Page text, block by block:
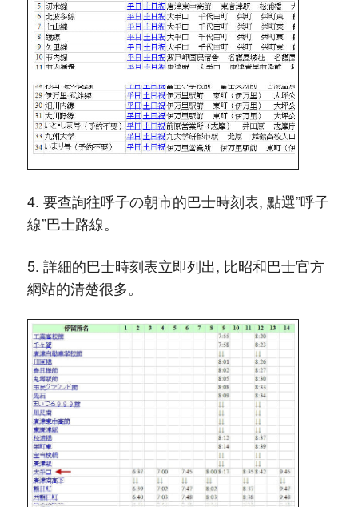
4. 要查詢往呼子の朝市的巴士時刻表, 點選”呼子
線”巴士路線。
5. 詳細的巴士時刻表立即列出, 比昭和巴士官方
網站的清楚很多。